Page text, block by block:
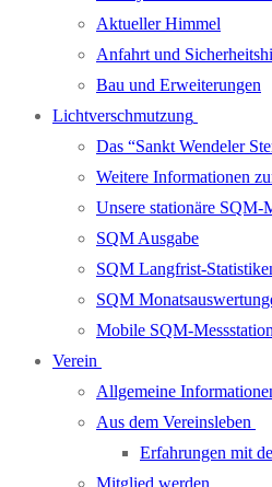
Aktueller Himmel
Anfahrt und
Bau und Erweiterungen
Lichtverschmutzung
Das “Sankt Wendeler
Weitere Informationen
Unsere stationäre SQM-
SQM Ausgabe
SQM Langfrist-
SQM
Mobile SQM-Messstation
Verein
Allgemeine
Aus dem Vereinsleben
Erfahrungen mit
Mitglied werden